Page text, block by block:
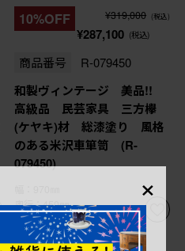
10%OFF ¥319,000 (税込)
¥287,100 (税込)
商品番号 R-079450
和製ヴィンテージ 美品!!
高級品 民芸家具 三方欅
(ケヤキ)材 総漆塗り 風格
のある米沢車箪笥 (R-
079450)
奥行：450㎜
高さ：1,000㎜
×